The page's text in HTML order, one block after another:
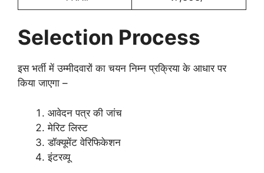
Selection Process
इस भर्ती में उम्मीदवारों का चयन निम्न प्रक्रिया के आधार पर
किया जाएगा –
आवेदन पत्र की जांच
मेरिट लिस्ट
डॉक्यूमेंट वेरिफिकेशन
इंटरव्यू